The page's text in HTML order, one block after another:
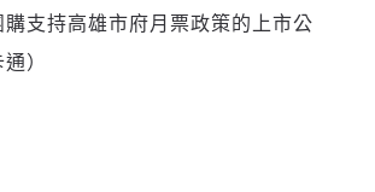
支持高雄市府月票政策的上市公
）